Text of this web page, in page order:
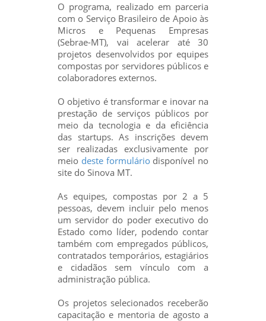
O programa, realizado em parceria
com o Serviço Brasileiro de Apoio às
Micros e Pequenas Empresas
(Sebrae-MT), vai acelerar até 30
projetos desenvolvidos por equipes
compostas por servidores públicos e
colaboradores externos.
O objetivo é transformar e inovar na
prestação de serviços públicos por
meio da tecnologia e da eficiência
das startups. As inscrições devem
ser realizadas exclusivamente por
meio deste formuláriodisponível no
site do Sinova MT.
As equipes, compostas por 2 a 5
pessoas, devem incluir pelo menos
um servidor do poder executivo do
Estado como líder, podendo contar
também com empregados públicos,
contratados temporários, estagiários
e cidadãos sem vínculo com a
administração pública.
Os projetos selecionados receberão
capacitação e mentoria de agosto a